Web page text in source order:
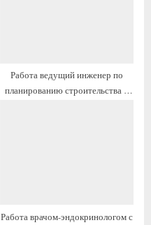
Работа ведущий инженер по
планированию строительства с
Работа врачом-эндокринологом с